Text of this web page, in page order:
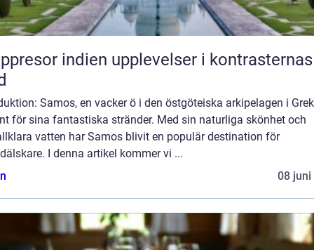
indien upplevelser i kontrasternas
Samos, en vacker ö i den östgöteiska arkipelagen i
för sina fantastiska stränder. Med sin naturliga skönhet och
vatten har Samos blivit en populär destination för
I denna artikel kommer vi ...
08 juni